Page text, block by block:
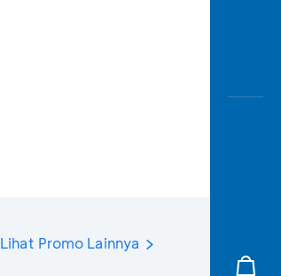
Lihat Promo Lainnya